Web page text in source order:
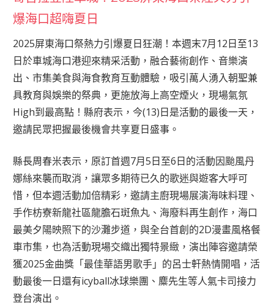
爆海口超嗨夏日
2025屏東海口祭熱力引爆夏日狂潮！本週末7月12日至13
日於車城海口港迎來精采活動，融合藝術創作、音樂演
出、市集美食與海食教育互動體驗，吸引萬人湧入朝聖兼
具教育與娛樂的祭典，更施放海上高空煙火，現場氣氛
High到最高點！縣府表示，今(13)日是活動的最後一天，
邀請民眾把握最後機會共享夏日盛事。
縣長周春米表示，原訂首週7月5日至6日的活動因颱風丹
娜絲來襲而取消，讓眾多期待已久的歌迷與遊客大呼可
惜，但本週活動加倍精彩，邀請主廚現場展演海味料理、
手作枋寮新龍社區龍膽石斑魚丸、海廢料再生創作，海口
最美夕陽映照下的沙灘步道，與全台首創的2D漫畫風格餐
車市集，也為活動現場交織出獨特景緻，演出陣容邀請榮
獲2025金曲獎「最佳華語男歌手」的呂士軒熱情開唱，活
動最後一日還有icyball冰球樂團、麋先生等人氣卡司接力
登台演出。